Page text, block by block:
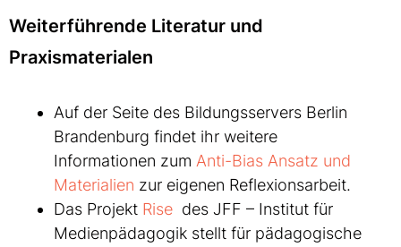
Weiterführende Literatur und
Praxismaterialen
Auf der Seite des Bildungsservers Berlin
Brandenburg findet ihr weitere
Informationen zum Anti-Bias Ansatz und
Materialien zur eigenen Reflexionsarbeit.
Das Projekt Rise des JFF – Institut für
Medienpädagogik stellt für pädagogische